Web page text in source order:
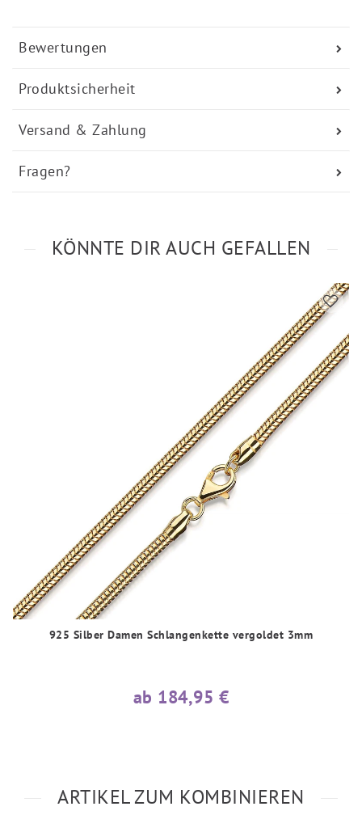
Bewertungen
Produktsicherheit
Versand & Zahlung
Fragen?
KÖNNTE DIR AUCH GEFALLEN
925 Silber Damen Schlangenkette vergoldet 3mm
ab 184,95 €
ARTIKEL ZUM KOMBINIEREN